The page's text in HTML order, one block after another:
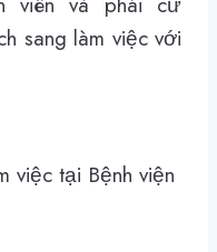
sang làm việc với
việc tại Bệnh viện